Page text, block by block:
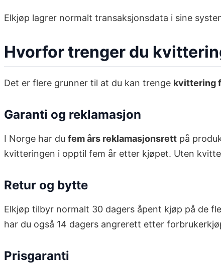
Elkjøp lagrer normalt transaksjonsdata i sine
Hvorfor trenger du
Det er flere grunner til at du kan trenge kvittering
Garanti og reklamasjon
I Norge har du fem års reklamasjonsrett på
kvitteringen i opptil fem år etter kjøpet. Uten
Retur og bytte
Elkjøp tilbyr normalt 30 dagers åpent kjøp på de
har du også 14 dagers angrerett etter
Prisgaranti